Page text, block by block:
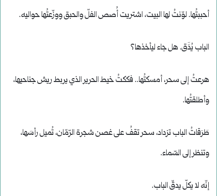
أحببتُها. لوّنتُ لها البيت، اشتريت أُصص الفلّ والحبق ووزّعتُها حواليه.
الباب يُدََق. هل جاء ليأخذها؟
هرعتُ إلى سحر، أمسكتُها.. فككتُ خيط الحرير الذي يربط ريش جناحيها،
وأطلقتُها.
طَرَقاتُ الباب تزداد، سحر تقفُ على غصن شجرة الرّمّان، تُميل رأسَها،
وتنظر إلى السّماء.
إنّه لا يكلّ يدقّ الباب.